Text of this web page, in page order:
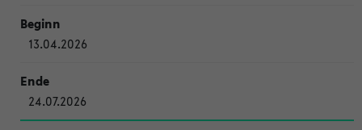
13.04.2026
24.07.2026